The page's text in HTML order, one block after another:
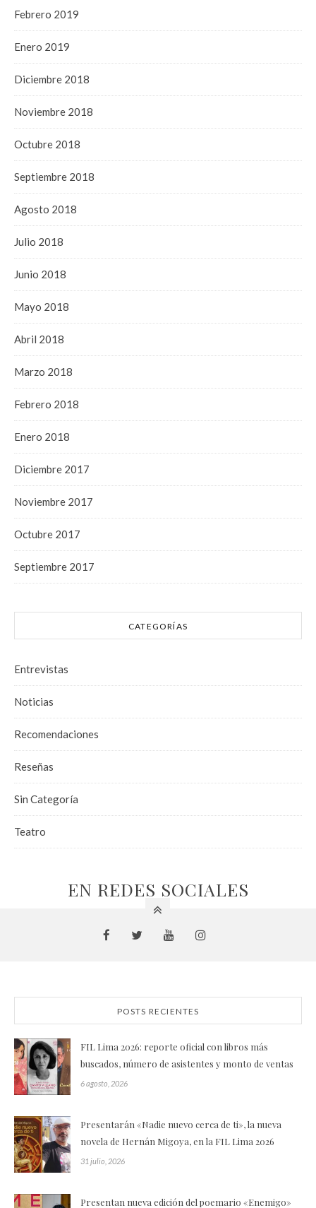
Febrero 2019
Enero 2019
Diciembre 2018
Noviembre 2018
Octubre 2018
Septiembre 2018
Agosto 2018
Julio 2018
Junio 2018
Mayo 2018
Abril 2018
Marzo 2018
Febrero 2018
Enero 2018
Diciembre 2017
Noviembre 2017
Octubre 2017
Septiembre 2017
CATEGORÍAS
Entrevistas
Noticias
Recomendaciones
Reseñas
Sin Categoría
Teatro
EN REDES SOCIALES
POSTS RECIENTES
FIL Lima 2026: reporte oficial con libros más
buscados, número de asistentes y monto de ventas
6 agosto, 2026
Presentarán «Nadie nuevo cerca de ti», la nueva
novela de Hernán Migoya, en la FIL Lima 2026
31 julio, 2026
Presentan nueva edición del poemario «Enemigo»